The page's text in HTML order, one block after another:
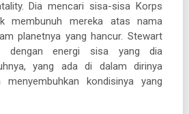
Dia mencari sisa-sisa Korps
membunuh mereka atas nama
planetnya yang hancur. Stewart
dengan energi sisa yang dia
yang ada di dalam dirinya
kondisinya yang